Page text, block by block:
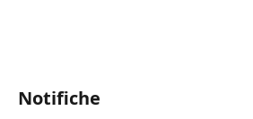
Notifiche